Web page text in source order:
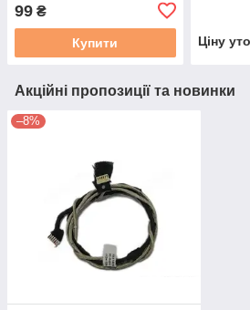
(50.4IP05.101) б/в
99 ₴
Купити Ціну
Акційні пропозиції та новинки
–8%